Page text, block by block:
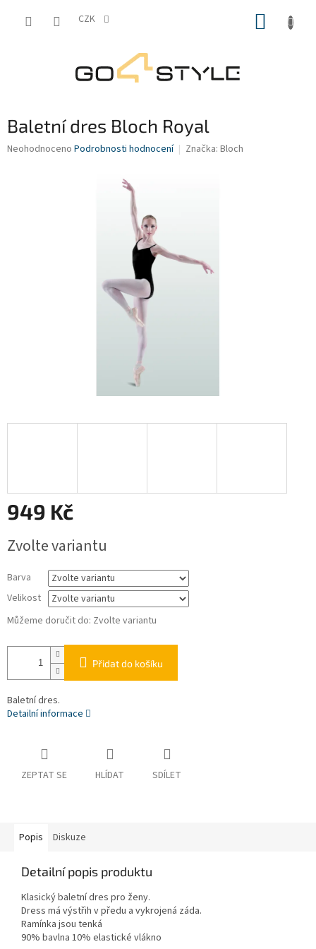
CZK
Baletní dres Bloch Royal
Průměrné
Neohodnoceno Podrobnosti hodnocení Značka: Bloch
949 Kč
cena:
Zvolte variantu
Barva
Velikost
Můžeme doručit do: Zvolte variantu
Přidat do košíku
Baletní dres.
Detailní informace
ZEPTAT SE HLÍDAT SDÍLET
Popis Diskuze
Detailní popis produktu
Klasický baletní dres pro ženy.
Dress má výstřih v předu a vykrojená záda.
Ramínka jsou tenká
90% bavlna 10% elastické vlákno